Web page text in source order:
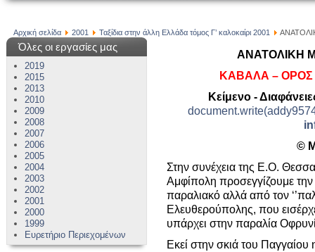
Αρχική σελίδα 2001 Ταξίδια στην άλλη Ελλάδα τόμος Γ’ καλοκαίρι 2001
Όλες οι εργασίες μας
2019
2015
2013
2010
2009
2008
2007
2006
2005
2004
2003
2002
2001
2000
1999
Ευρετήριο Περιεχομένων
ΑΝΑΤΟΛΙΚΗ
ΚΑΒΑΛΑ – ΟΡΟΣ
Κείμενο -
©
Στην συνέχεια της Ε.Ο.
Αμφίπολη προσεγγίζουμε
παραλιακό αλλά από τον
Ελευθερούπολης, που
υπάρχει στην παραλία
Εκεί στην σκιά του